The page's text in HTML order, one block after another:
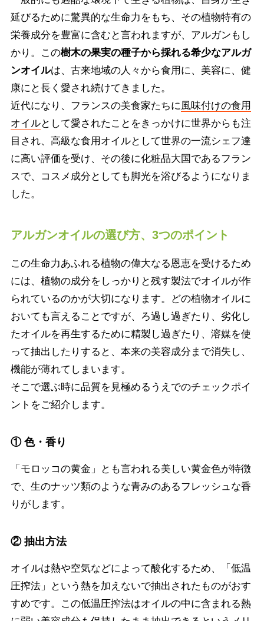
延びるために驚異的な生命力をもち、その植物特有の
栄養成分を豊富に含むと言われますが、アルガンもし
かり。この樹木の果実の種子から採れる希少なアルガ
ンオイルは、古来地域の人々から食用に、美容に、健
康にと長く愛され続けてきました。
近代になり、フランスの美食家たちに 風味付けの食用
オイルとして愛されたことをきっかけに世界からも注
目され、高級な食用オイルとして世界の一流シェフ達
に高い評価を受け、その後に化粧品大国であるフラン
スで、コスメ成分としても脚光を浴びるようになりま
した。
アルガンオイルの選び方、3つのポイント
この生命力あふれる植物の偉大なる恩恵を受けるため
には、植物の成分をしっかりと残す製法でオイルが作
られているのかが大切になります。どの植物オイルに
おいても言えることですが、ろ過し過ぎたり、劣化し
たオイルを再生するために精製し過ぎたり、溶媒を使
って抽出したりすると、本来の美容成分まで消失し、
機能が薄れてしまいます。
そこで選ぶ時に品質を見極めるうえでのチェックポイ
ントをご紹介します。
① 色・香り
「モロッコの黄金」とも言われる美しい黄金色が特徴
で、生のナッツ類のような青みのあるフレッシュな香
りがします。
② 抽出方法
オイルは熱や空気などによって酸化するため、「低温
圧搾法」という熱を加えないで抽出されたものがおす
すめです。この低温圧搾法はオイルの中に含まれる熱